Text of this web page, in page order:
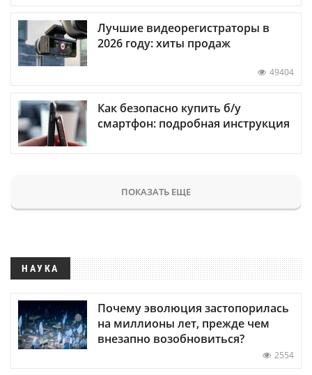
Лучшие видеорегистраторы в
2026 году: хиты продаж
49404
Как безопасно купить б/у
смартфон: подробная инструкция
ПОКАЗАТЬ ЕЩЕ
НАУКА
Почему эволюция застопорилась
на миллионы лет, прежде чем
внезапно возобновиться?
2554